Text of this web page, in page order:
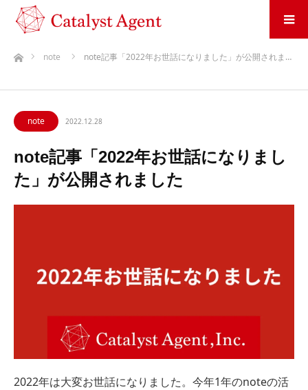
ホームnote note記事「2022年お世話になりました」が公開されま…
note 2022.12.28
note記事「2022年お世話になりまし
た」が公開されました
2022年は大変お世話になりました。今年1年のnoteの活